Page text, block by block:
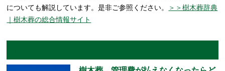
についても解説しています。是非ご参照ください。
＞＞樹木葬辞典
｜樹木葬の総合情報サイト